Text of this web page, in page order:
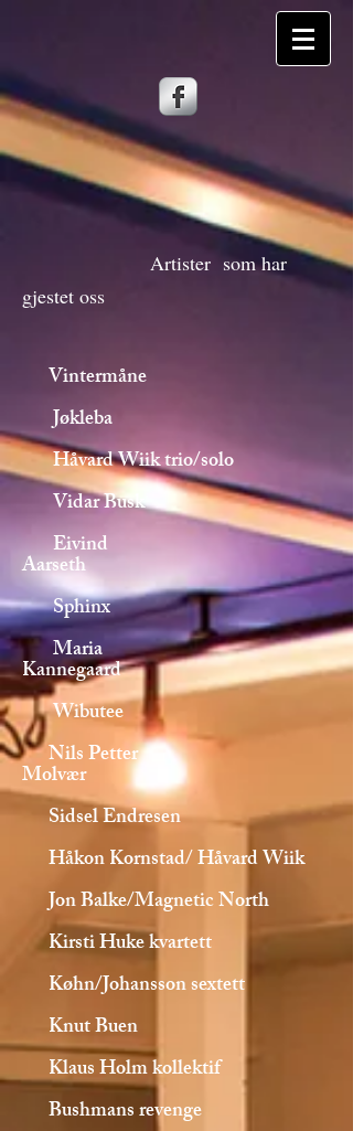
Artister som har
gjestet oss
Vintermåne
Jøkleba
Håvard Wiik trio/solo
Vidar Busk
Eivind
Aarseth
Sphinx
Maria
Kannegaard
Wibutee
Nils Petter
Molvær
Sidsel Endresen
Håkon Kornstad/ Håvard Wiik
Jon Balke/Magnetic North
Kirsti Huke kvartett
Køhn/Johansson sextett
Knut Buen
Klaus Holm kollektif
Bushmans revenge